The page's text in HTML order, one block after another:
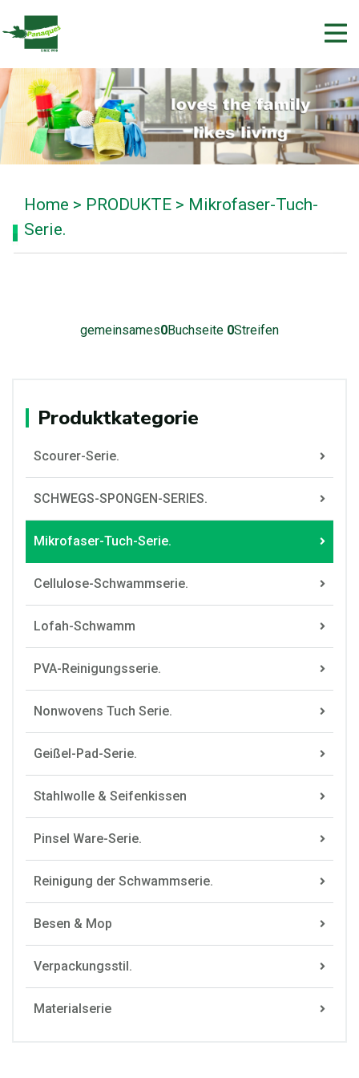
Home > PRODUKTE > Mikrofaser-Tuch-
Serie.
gemeinsames0Buchseite 0Streifen
Produktkategorie
Scourer-Serie.
SCHWEGS-SPONGEN-SERIES.
Mikrofaser-Tuch-Serie.
Cellulose-Schwammserie.
Lofah-Schwamm
PVA-Reinigungsserie.
Nonwovens Tuch Serie.
Geißel-Pad-Serie.
Stahlwolle & Seifenkissen
Pinsel Ware-Serie.
Reinigung der Schwammserie.
Besen & Mop
Verpackungsstil.
Materialserie